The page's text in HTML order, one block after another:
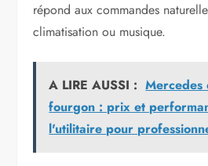
répond aux commandes
climatisation ou musique.
A LIRE AUSSI :
fourgon : prix et
l'utilitaire pour